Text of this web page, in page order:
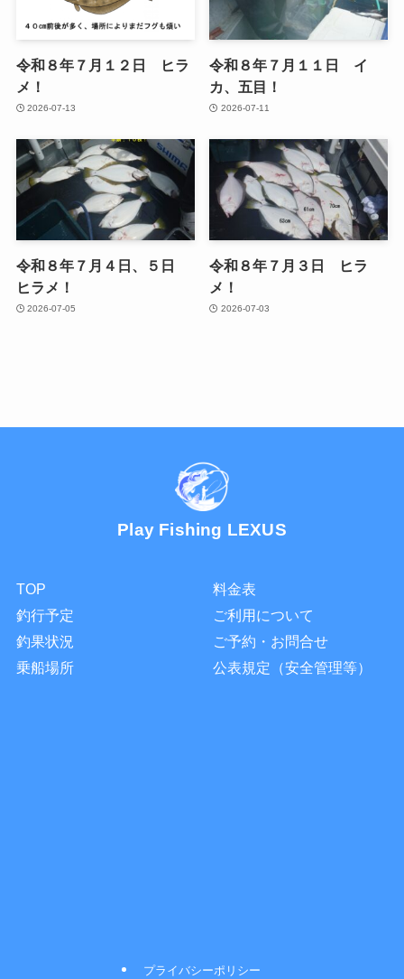
令和８年７月１２日 ヒラ
メ！
2026-07-13
令和８年７月１１日 イ
カ、五目！
2026-07-11
令和８年７月４日、５日
ヒラメ！
2026-07-05
令和８年７月３日 ヒラ
メ！
2026-07-03
Play Fishing LEXUS
TOP
釣行予定
釣果状況
乗船場所
料金表
ご利用について
ご予約・お問合せ
公表規定（安全管理等）
プライバシーポリシー